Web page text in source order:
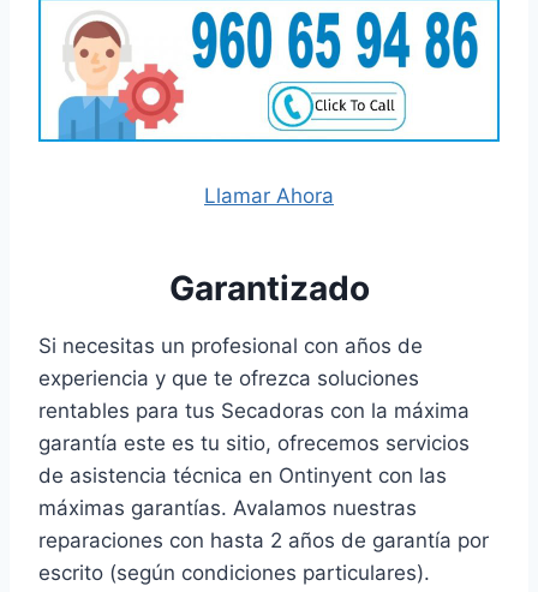
Llamar Ahora
Garantizado
Si necesitas un profesional con años de
experiencia y que te ofrezca soluciones
rentables para tus Secadoras con la máxima
garantía este es tu sitio, ofrecemos servicios
de asistencia técnica en Ontinyent con las
máximas garantías. Avalamos nuestras
reparaciones con hasta 2 años de garantía por
escrito (según condiciones particulares).